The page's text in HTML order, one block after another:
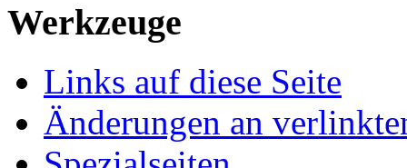
Werkzeuge
Links auf diese Seite
Änderungen an